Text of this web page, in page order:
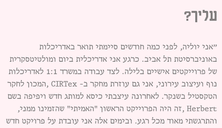
עליך?
״אני יוליה, לפני כמה חודשים סיימתי תואר באדריכלות
באוניברסיטת תל אביב. כרגע אני אדריכלית ביום ומולטיטסקרית
של פרוייקטים אישיים בלילה. לצד עבודה במשרד 1:1 לאדריכלות
נוף ועיצוב עירוני, אני גם עוזרת מחקר ב- CIRTex ,המכון לחקר
הטקסטיל בשנקר. לאחרונה עיצבתי כיסא למותג חדש ויפיפה בשם
Herbert ,זה היה הפרוייקט הראשון "האמיתי" שהזמינו ממני,
והתרגשתי מאוד מכל רגע. ובימים אלה אני עובדת על פרויקט חדש